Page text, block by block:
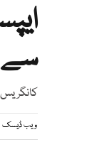
سے
کانگریس
ویب ڈیسک